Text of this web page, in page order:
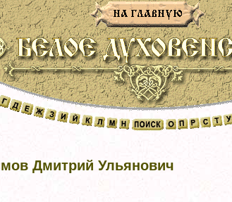
Дмитрий Ульянович